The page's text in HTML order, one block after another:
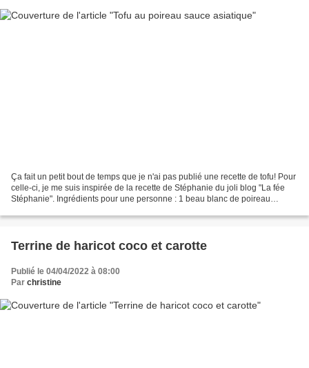
Ça fait un petit bout de temps que je n'ai pas publié une recette de tofu! Pour
celle-ci, je me suis inspirée de la recette de Stéphanie du joli blog "La fée
Stéphanie". Ingrédients pour une personne : 1 beau blanc de poireau
Terrine de haricot coco et carotte
Publié le 04/04/2022 à 08:00
Par christine